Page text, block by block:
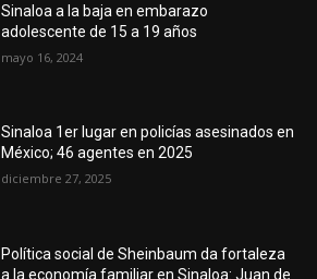
Sinaloa a la baja en embarazo
adolescente de 15 a 19 años
mayo 16, 2024
Sinaloa 1er lugar en policías asesinados en
México; 46 agentes en 2025
diciembre 27, 2025
Política social de Sheinbaum da fortaleza
a la economía familiar en Sinaloa: Juan de